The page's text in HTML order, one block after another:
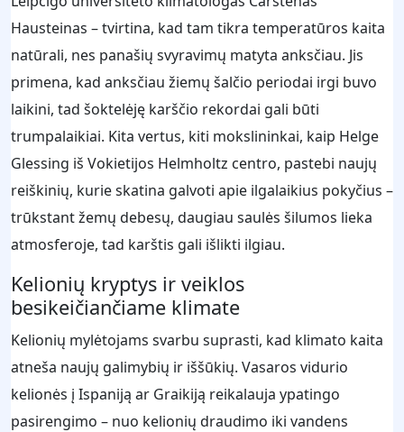
Hausteinas – tvirtina, kad tam tikra temperatūros kaita
natūrali, nes panašių svyravimų matyta anksčiau. Jis
primena, kad anksčiau žiemų šalčio periodai irgi buvo
laikini, tad šoktelėję karščio rekordai gali būti
trumpalaikiai. Kita vertus, kiti mokslininkai, kaip Helge
Glessing iš Vokietijos Helmholtz centro, pastebi naujų
reiškinių, kurie skatina galvoti apie ilgalaikius pokyčius –
trūkstant žemų debesų, daugiau saulės šilumos lieka
atmosferoje, tad karštis gali išlikti ilgiau.
Kelionių kryptys ir veiklos
besikeičiančiame klimate
Kelionių mylėtojams svarbu suprasti, kad klimato kaita
atneša naujų galimybių ir iššūkių. Vasaros vidurio
kelionės į Ispaniją ar Graikiją reikalauja ypatingo
pasirengimo – nuo kelionių draudimo iki vandens